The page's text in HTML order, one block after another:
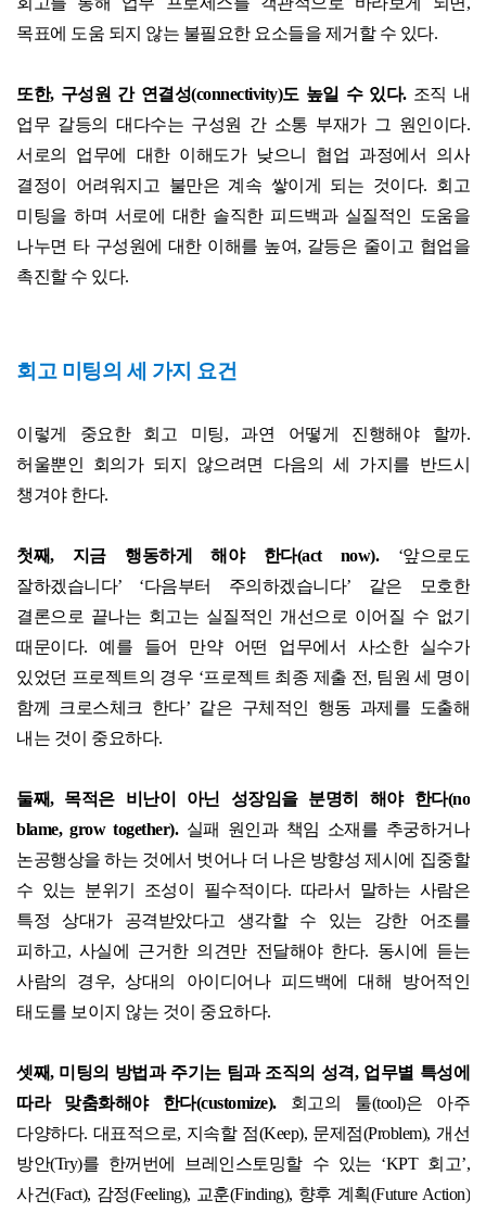
목표에 도움 되지 않는 불필요한 요소들을 제거할 수 있다.
또한, 구성원 간 연결성(connectivity)도 높일 수 있다. 조직 내
업무 갈등의 대다수는 구성원 간 소통 부재가 그 원인이다.
서로의 업무에 대한 이해도가 낮으니 협업 과정에서 의사
결정이 어려워지고 불만은 계속 쌓이게 되는 것이다. 회고
미팅을 하며 서로에 대한 솔직한 피드백과 실질적인 도움을
나누면 타 구성원에 대한 이해를 높여, 갈등은 줄이고 협업을
촉진할 수 있다.
회고 미팅의 세 가지 요건
이렇게 중요한 회고 미팅,과연 어떻게 진행해야 할까.
허울뿐인 회의가 되지 않으려면 다음의 세 가지를 반드시
챙겨야 한다.
첫째, 지금 행동하게 해야 한다(act now).‘앞으로도
잘하겠습니다’ ‘다음부터 주의하겠습니다’ 같은 모호한
결론으로 끝나는 회고는 실질적인 개선으로 이어질 수 없기
때문이다. 예를 들어 만약 어떤 업무에서 사소한 실수가
있었던 프로젝트의 경우 ‘프로젝트 최종 제출 전, 팀원 세 명이
함께 크로스체크 한다’ 같은 구체적인 행동 과제를 도출해
내는 것이 중요하다.
둘째, 목적은 비난이 아닌 성장임을 분명히 해야 한다(no
blame, grow together). 실패 원인과 책임 소재를 추궁하거나
논공행상을 하는 것에서 벗어나 더 나은 방향성 제시에 집중할
수 있는 분위기 조성이 필수적이다. 따라서 말하는 사람은
특정 상대가 공격받았다고 생각할 수 있는 강한 어조를
피하고, 사실에 근거한 의견만 전달해야 한다. 동시에 듣는
사람의 경우,상대의 아이디어나 피드백에 대해 방어적인
태도를 보이지 않는 것이 중요하다.
셋째, 미팅의 방법과 주기는 팀과 조직의 성격, 업무별 특성에
따라 맞춤화해야 한다(customize). 회고의 툴(tool)은 아주
다양하다. 대표적으로, 지속할 점(Keep), 문제점(Problem),개선
방안(Try)를 한꺼번에 브레인스토밍할 수 있는 ‘KPT 회고’,
사건(Fact), 감정(Feeling), 교훈(Finding), 향후 계획(Future Action)